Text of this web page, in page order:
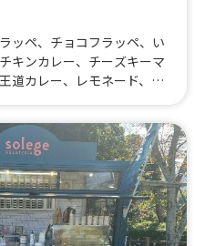
ッペ、チョコフラッペ、い
キンカレー、チーズキーマ
道カレー、レモネード、か
クチキン、マンゴーラッシ
イボール、フルーツサン
、かき氷